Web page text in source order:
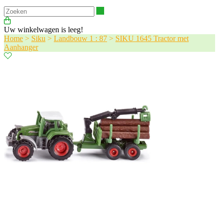
Uw winkelwagen is leeg!
Home > Siku > Landbouw 1 : 87 > SIKU 1645 Tractor met
Aanhanger